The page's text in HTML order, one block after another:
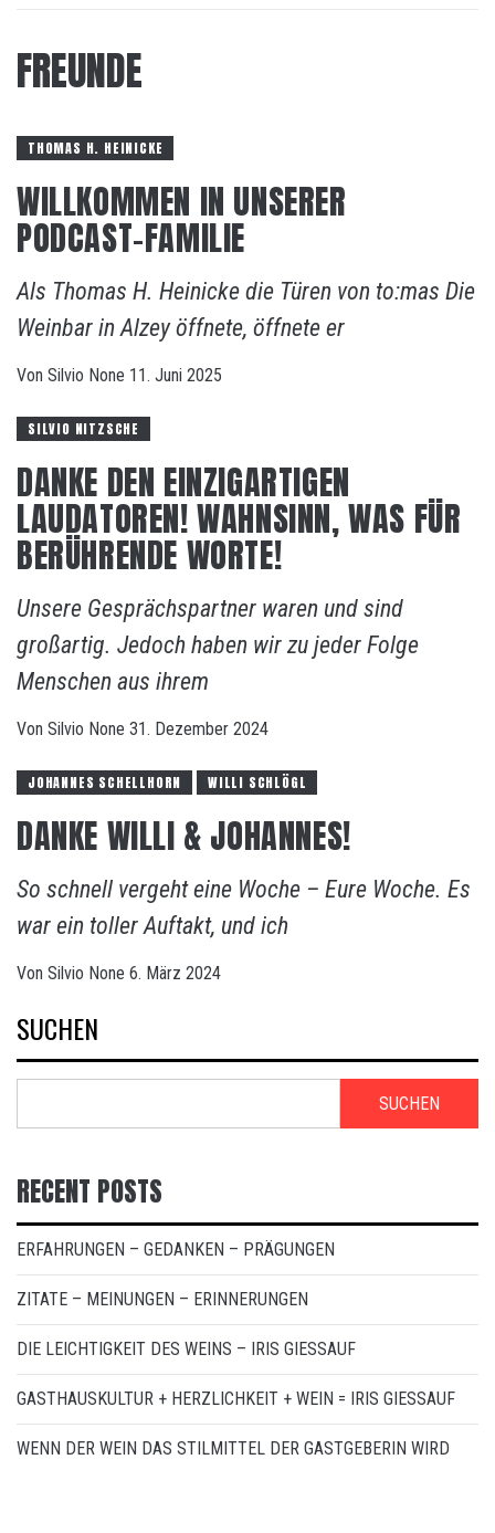
FREUNDE
THOMAS H. HEINICKE
WILLKOMMEN IN UNSERER
PODCAST-FAMILIE
Als Thomas H. Heinicke die Türen von to:mas Die
Weinbar in Alzey öffnete, öffnete er
Von Silvio None 11. Juni 2025
SILVIO NITZSCHE
DANKE DEN EINZIGARTIGEN
LAUDATOREN! WAHNSINN, WAS FÜR
BERÜHRENDE WORTE!
Unsere Gesprächspartner waren und sind
großartig. Jedoch haben wir zu jeder Folge
Menschen aus ihrem
Von Silvio None 31. Dezember 2024
JOHANNES SCHELLHORN WILLI SCHLÖGL
DANKE WILLI & JOHANNES!
So schnell vergeht eine Woche – Eure Woche. Es
war ein toller Auftakt, und ich
Von Silvio None 6. März 2024
SUCHEN
SUCHEN
RECENT POSTS
ERFAHRUNGEN – GEDANKEN – PRÄGUNGEN
ZITATE – MEINUNGEN – ERINNERUNGEN
DIE LEICHTIGKEIT DES WEINS – IRIS GIESSAUF
GASTHAUSKULTUR + HERZLICHKEIT + WEIN = IRIS GIESSAUF
WENN DER WEIN DAS STILMITTEL DER GASTGEBERIN WIRD